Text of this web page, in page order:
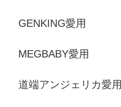
GENKING愛用
MEGBABY愛用
道端アンジェリカ愛用